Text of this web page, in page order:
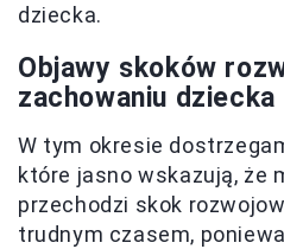
dziecka.
Objawy skoków
zachowaniu dziecka
W tym okresie
które jasno wskazują, że
przechodzi skok
trudnym czasem,